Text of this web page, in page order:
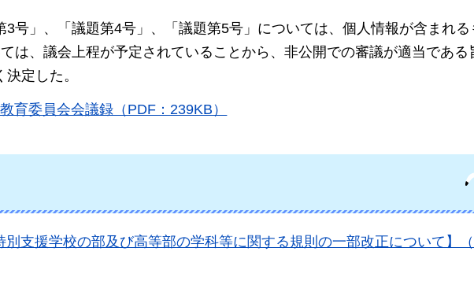
3号」、「議題第4号」、「議題第5号」については、個人情報が含まれる
は、議会上程が予定されていることから、非公開での審議が適当である
定した。
育委員会会議録（PDF：239KB）
支援学校の部及び高等部の学科等に関する規則の一部改正について】（